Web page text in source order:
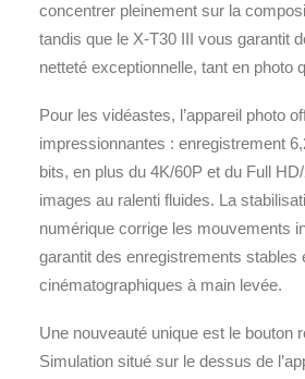
concentrer pleinement sur la
tandis que le X-T30 III vous garantit
netteté exceptionnelle, tant en photo
Pour les vidéastes, l’appareil photo
impressionnantes : enregistrement
bits, en plus du 4K/60P et du Full
images au ralenti fluides. La
numérique corrige les mouvements
garantit des enregistrements stables
cinématographiques à main levée.
Une nouveauté unique est le bouton
Simulation situé sur le dessus de